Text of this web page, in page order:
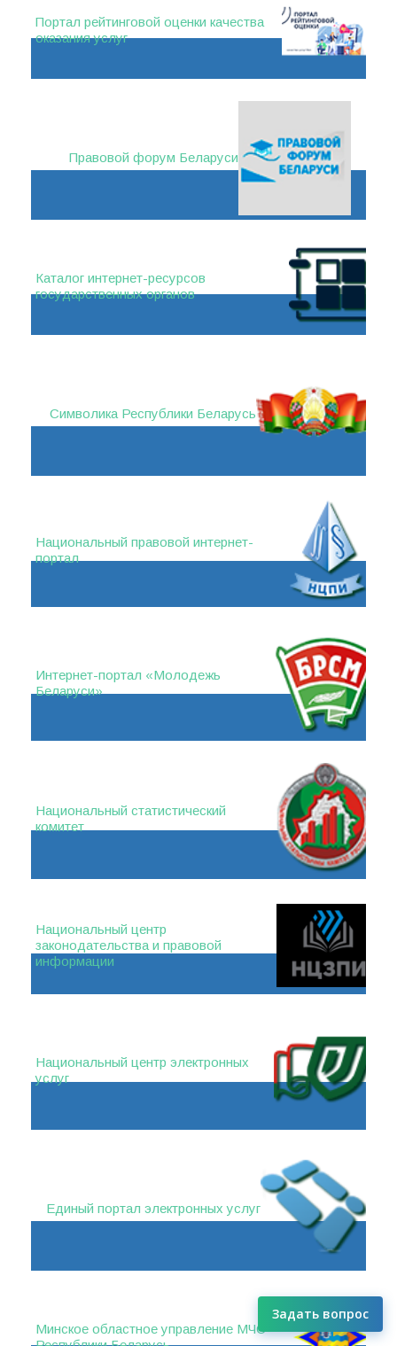
Портал рейтинговой оценки качества
оказания услуг
Правовой форум Беларуси
Каталог интернет-ресурсов
государственных органов
Символика Республики Беларусь
Национальный правовой интернет-
портал
Интернет-портал «Молодежь
Беларуси»
Национальный статистический
комитет
Национальный центр
законодательства и правовой
информации
Национальный центр электронных
услуг
Единый портал электронных услуг
Минское областное управление МЧС
Задать вопрос